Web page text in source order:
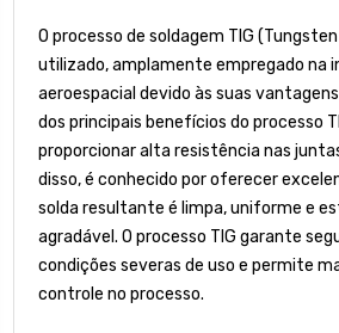
O processo de soldagem TIG
utilizado, amplamente empregado na
aeroespacial devido às suas
dos principais benefícios do processo
proporcionar alta resistência nas
disso, é conhecido por oferecer
solda resultante é limpa, uniforme e
agradável. O processo TIG garante
condições severas de uso e permite
controle no processo.